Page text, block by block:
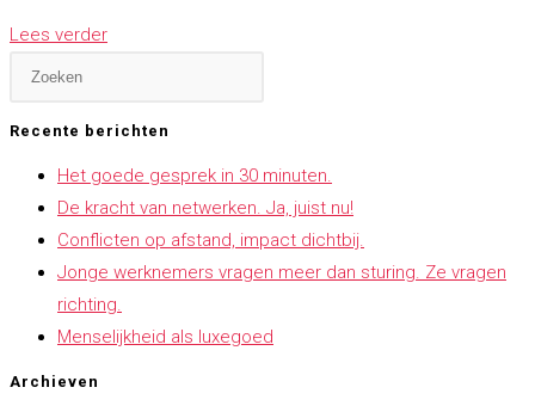
Lees verder10
je
Recente berichten
Het goede gesprek in 30 minuten.
De kracht van netwerken. Ja, juist nu!
Conflicten op afstand, impact dichtbij.
Jonge werknemers vragen meer dan sturing. Ze vragen
richting.
Menselijkheid als luxegoed
Archieven